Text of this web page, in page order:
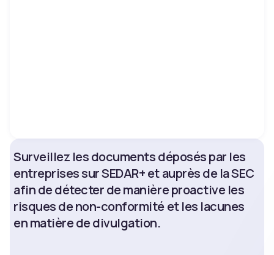
Surveillez les documents déposés par les
entreprises sur SEDAR+ et auprès de la SEC
afin de détecter de manière proactive les
risques de non-conformité et les lacunes
en matière de divulgation.